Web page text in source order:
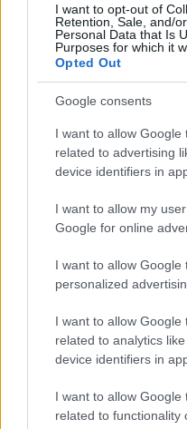
I want to opt-out of
Retention, Sale, and/
Personal Data that Is
Purposes for which it
Opted Out
Google consents
I want to allow Google
related to advertising
device identifiers in
I want to allow my
Google for online
I want to allow Google
personalized
I want to allow Google
related to analytics
device identifiers in
I want to allow Google
related to functionality
Therecímű
Moon-szám Erykah
Manuela, mely
deluxekiadásán: